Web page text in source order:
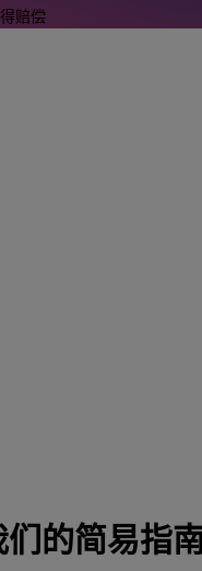
赔偿
们的简易指